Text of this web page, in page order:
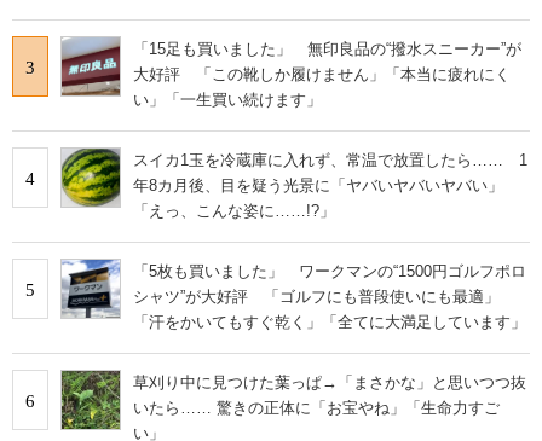
3
「15足も買いました」 無印良品の“撥水スニーカー”が
大好評 「この靴しか履けません」「本当に疲れにく
い」「一生買い続けます」
4
スイカ1玉を冷蔵庫に入れず、常温で放置したら…… 1
年8カ月後、目を疑う光景に「ヤバいヤバいヤバい」
「えっ、こんな姿に……!?」
5
「5枚も買いました」 ワークマンの“1500円ゴルフポロ
シャツ”が大好評 「ゴルフにも普段使いにも最適」
「汗をかいてもすぐ乾く」「全てに大満足しています」
6
草刈り中に見つけた葉っぱ→「まさかな」と思いつつ抜
いたら…… 驚きの正体に「お宝やね」「生命力すご
い」